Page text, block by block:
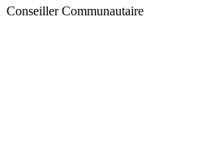
Conseiller Communautaire